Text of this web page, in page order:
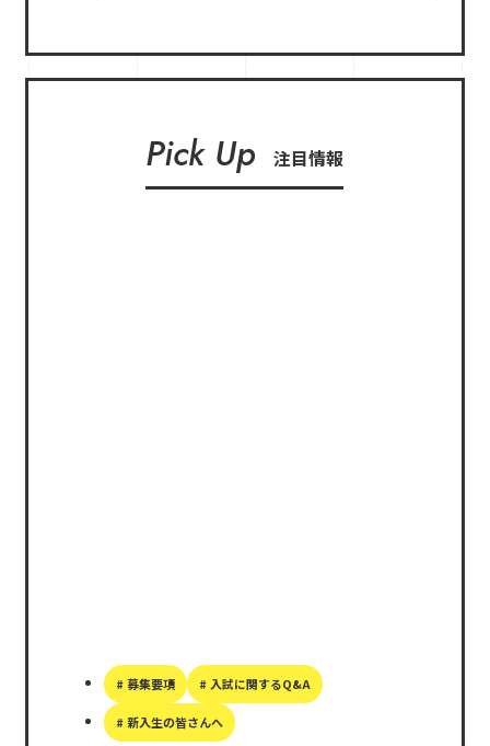
Pick Up 注目情報
# 募集要項 # 入試に関するQ&A
# 新入生の皆さんへ